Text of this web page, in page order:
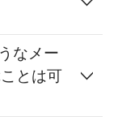
なメー
とは可